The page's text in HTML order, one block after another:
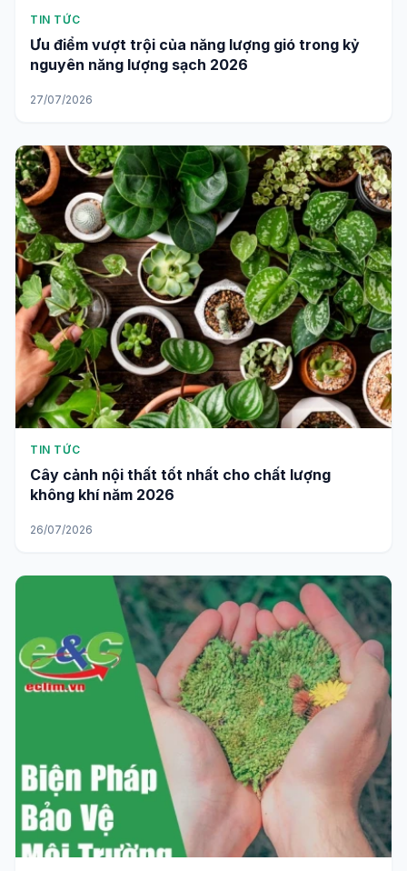
TIN TỨC
Ưu điểm vượt trội của năng lượng gió trong kỷ
nguyên năng lượng sạch 2026
27/07/2026
TIN TỨC
Cây cảnh nội thất tốt nhất cho chất lượng
không khí năm 2026
26/07/2026